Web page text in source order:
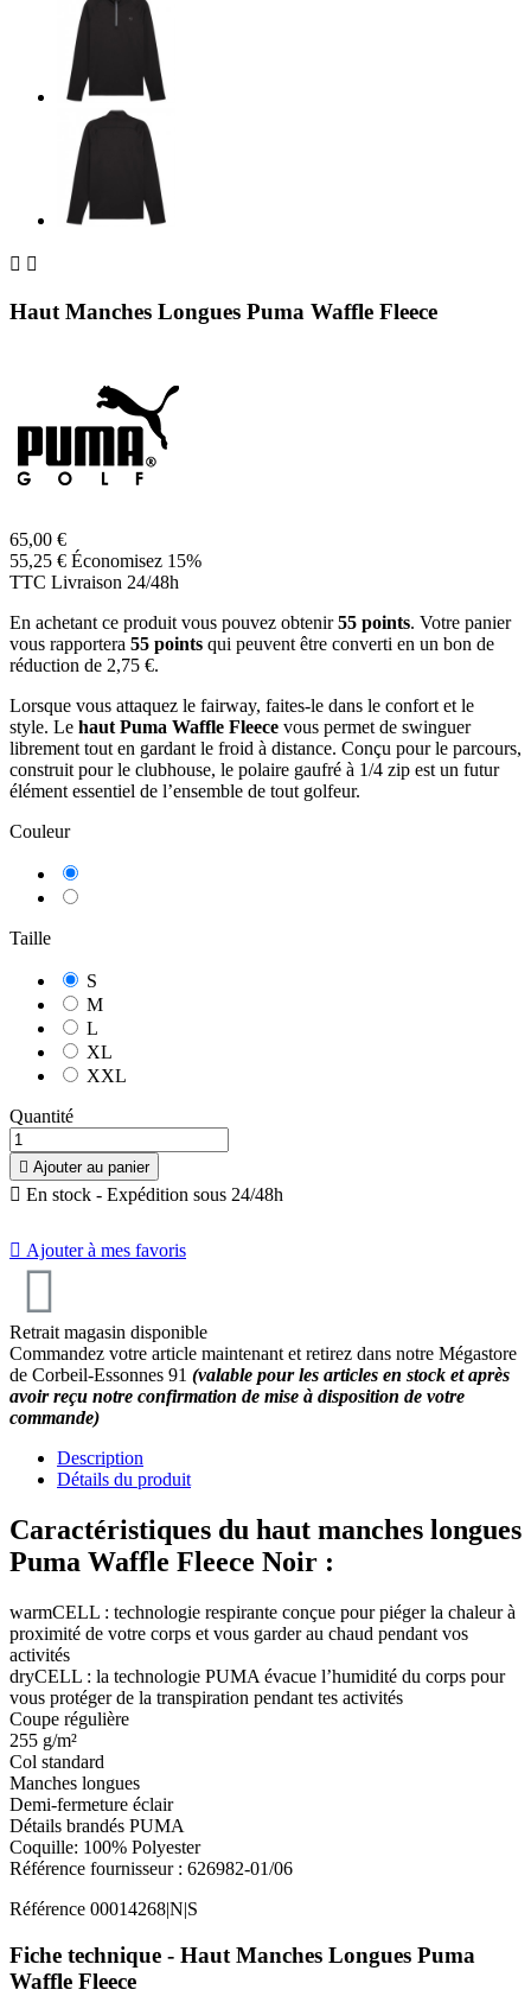
 
Haut Manches Longues Puma Waffle Fleece
65,00 €
55,25 € Économisez 15%
TTC Livraison 24/48h
En achetant ce produit vous pouvez obtenir55 points. Votre panier
vous rapportera 55 points qui peuvent être converti en un bon de
réduction de 2,75 €.
Lorsque vous attaquez le fairway, faites-le dans le confort et le
style. Le haut Puma Waffle Fleece vous permet de swinguer
librement tout en gardant le froid à distance. Conçu pour le parcours,
construit pour le clubhouse, le polaire gaufré à 1/4 zip est un futur
élément essentiel de l’ensemble de tout golfeur.
Couleur
Taille
S
M
L
XL
XXL
Quantité
 Ajouter au panier
 En stock - Expédition sous 24/48h
 Ajouter à mes favoris
Retrait magasin disponible
Commandez votre article maintenant et retirez dans notre Mégastore
de Corbeil-Essonnes 91 (valable pour les articles en stock et après
avoir reçu notre confirmation de mise à disposition de votre
commande)
Description
Détails du produit
Caractéristiques du haut manches longues
Puma Waffle Fleece Noir :
warmCELL : technologie respirante conçue pour piéger la chaleur à
proximité de votre corps et vous garder au chaud pendant vos
activités
dryCELL : la technologie PUMA évacue l’humidité du corps pour
vous protéger de la transpiration pendant tes activités
Coupe régulière
255 g/m²
Col standard
Manches longues
Demi-fermeture éclair
Détails brandés PUMA
Coquille: 100% Polyester
Référence fournisseur : 626982-01/06
Référence 00014268|N|S
Fiche technique - Haut Manches Longues Puma
Waffle Fleece